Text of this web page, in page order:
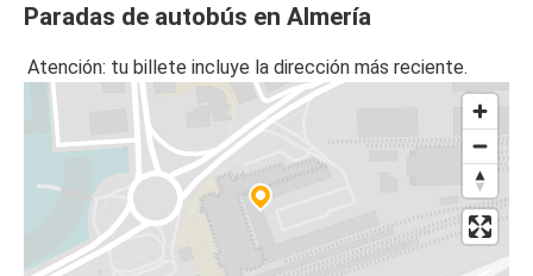
Paradas de autobús en Almería
Atención: tu billete incluye la dirección más reciente.